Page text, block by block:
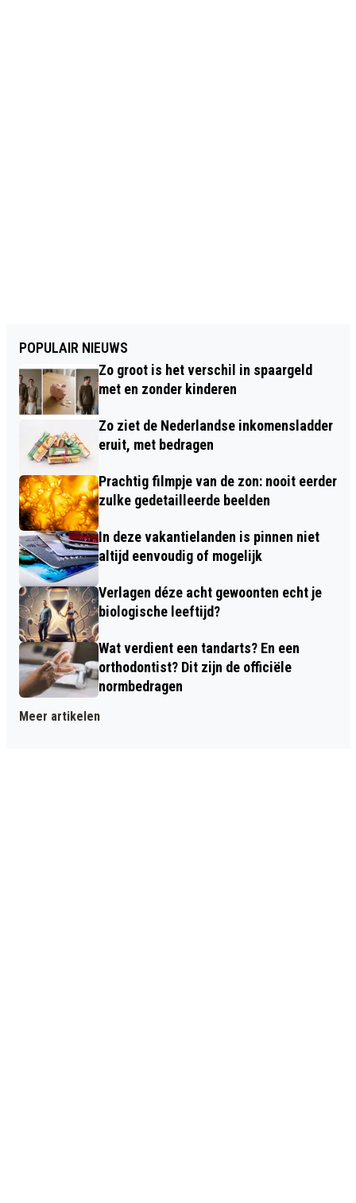
POPULAIR NIEUWS
Zo groot is het verschil in spaargeld
met en zonder kinderen
Zo ziet de Nederlandse inkomensladder
eruit, met bedragen
Prachtig filmpje van de zon: nooit eerder
zulke gedetailleerde beelden
In deze vakantielanden is pinnen niet
altijd eenvoudig of mogelijk
Verlagen déze acht gewoonten echt je
biologische leeftijd?
Wat verdient een tandarts? En een
orthodontist? Dit zijn de officiële
normbedragen
Meer artikelen